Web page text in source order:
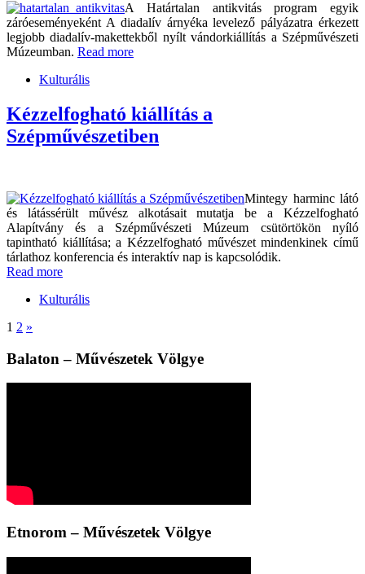
A Határtalan antikvitás program egyik
záróeseményeként A diadalív árnyéka levelező pályázatra érkezett
legjobb diadalív-makettekből nyílt vándorkiállítás a Szépművészeti
Múzeumban. Read more
Kulturális
Kézzelfogható kiállítás a
Szépművészetiben
Mintegy harminc látó
és látássérült művész alkotásait mutatja be a Kézzelfogható
Alapítvány és a Szépművészeti Múzeum csütörtökön nyíló
tapintható kiállítása; a Kézzelfogható művészet mindenkinek című
tárlathoz konferencia és interaktív nap is kapcsolódik.
Read more
Kulturális
1 2 »
Balaton – Művészetek Völgye
Etnorom – Művészetek Völgye